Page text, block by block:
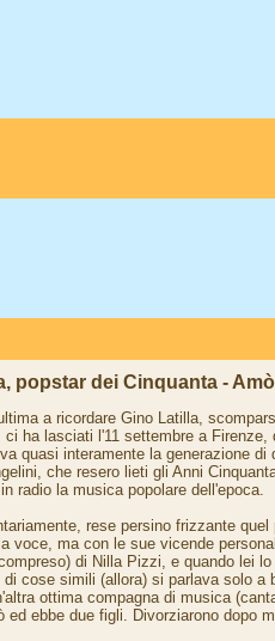
popstar dei Cinquanta -
a ricordare Gino Latilla,
ci ha lasciati l'11 settembre a
quasi interamente la generazione
che resero lieti gli Anni
radio la musica popolare dell'epoca.
rese persino frizzante
voce, ma con le sue vicende
di Nilla Pizzi, e quando lei
di cose simili (allora) si parlava solo
ottima compagna di musica
ed ebbe due figli. Divorziarono dopo